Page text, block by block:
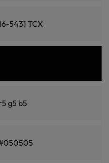
5431 TCX
g5 b5